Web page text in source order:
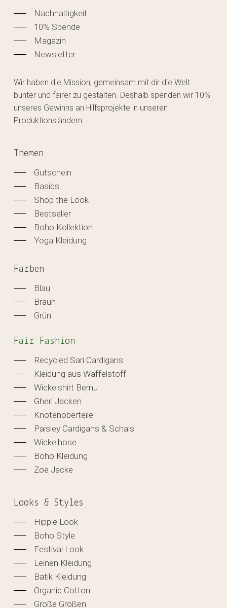
Nachhaltigkeit
10% Spende
Magazin
Newsletter
Wir haben die Mission, gemeinsam mit dir die Welt
bunter und fairer zu gestalten. Deshalb spenden wir 10%
unseres Gewinns an Hilfsprojekte in unseren
Produktionsländern.
Themen
Gutschein
Basics
Shop the Look
Bestseller
Boho Kollektion
Yoga Kleidung
Farben
Blau
Braun
Grün
Fair Fashion
Recycled Sari Cardigans
Kleidung aus Waffelstoff
Wickelshirt Bernu
Gheri Jacken
Knotenoberteile
Paisley Cardigans & Schals
Wickelhose
Boho Kleidung
Zoe Jacke
Looks & Styles
Hippie Look
Boho Style
Festival Look
Leinen Kleidung
Batik Kleidung
Organic Cotton
Große Größen